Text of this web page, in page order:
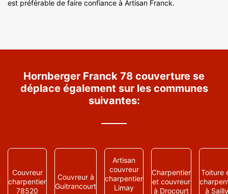
est préférable de faire confiance à Artisan Franck.
Hornberger Franck 78 couverture se
déplace également sur les communes
suivantes:
Couvreur
charpentier
78520
Couvreur à
Guitrancourt
Artisan
couvreur
charpentier
Limay
Charpentier
et couvreur
à Drocourt
Toiture
à Sailly